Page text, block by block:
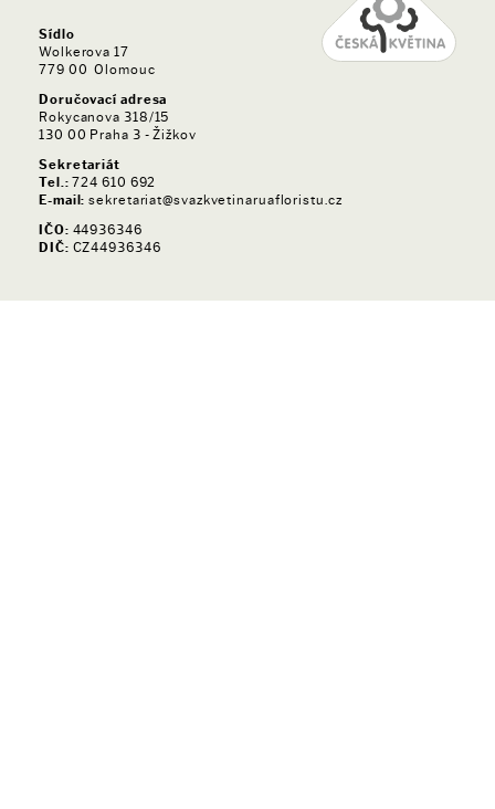
Sídlo
Wolkerova 17
779 00 Olomouc
Doručovací adresa
Rokycanova 318/15
130 00 Praha 3 - Žižkov
Sekretariát
Tel.: 724 610 692
E-mail: sekretariat@svazkvetinaruafloristu.cz
IČO: 44936346
DIČ: CZ44936346